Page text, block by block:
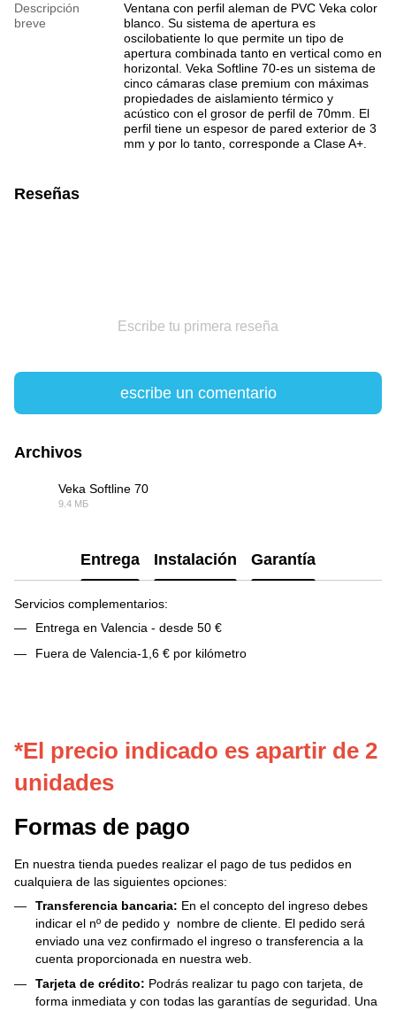
Descripción
breve
Ventana con perfil aleman de PVC Veka color
blanco. Su sistema de apertura es
oscilobatiente lo que permite un tipo de
apertura combinada tanto en vertical como en
horizontal. Veka Softline 70-es un sistema de
cinco cámaras clase premium con máximas
propiedades de aislamiento térmico y
acústico con el grosor de perfil de 70mm. El
perfil tiene un espesor de pared exterior de 3
mm y por lo tanto, corresponde a Clase A+.
Reseñas
Escribe tu primera reseña
escribe un comentario
Archivos
Veka Softline 70
9.4 МБ
Entrega Instalación Garantía
Servicios complementarios:
Entrega en Valencia - desde 50 €
Fuera de Valencia-1,6 € por kilómetro
*El precio indicado es apartir de 2
unidades
Formas de pago
En nuestra tienda puedes realizar el pago de tus pedidos en
cualquiera de las siguientes opciones:
Transferencia bancaria: En el concepto del ingreso debes
indicar el nº de pedido y nombre de cliente. El pedido será
enviado una vez confirmado el ingreso o transferencia a la
cuenta proporcionada en nuestra web.
Tarjeta de crédito: Podrás realizar tu pago con tarjeta, de
forma inmediata y con todas las garantías de seguridad. Una